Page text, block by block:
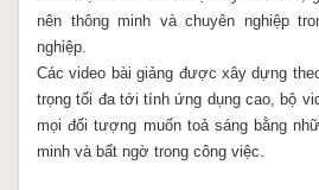
nên thông minh và chuyên nghiệp
nghiệp.
Các video bài giảng được xây dựng
trọng tối đa tới tính ứng dụng cao, bộ
mọi đối tượng muốn toả sáng bằng
minh và bất ngờ trong công việc.